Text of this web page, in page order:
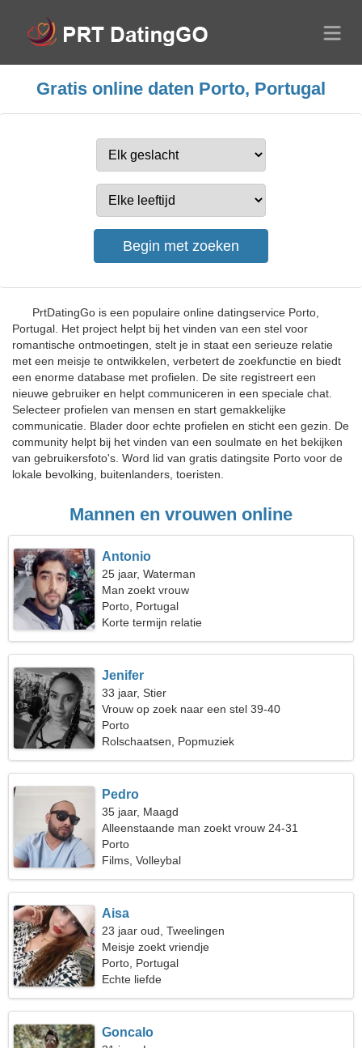
Gratis online daten Porto, Portugal
PrtDatingGo is een populaire online datingservice Porto,
Portugal. Het project helpt bij het vinden van een stel voor
romantische ontmoetingen, stelt je in staat een serieuze relatie
met een meisje te ontwikkelen, verbetert de zoekfunctie en biedt
een enorme database met profielen. De site registreert een
nieuwe gebruiker en helpt communiceren in een speciale chat.
Selecteer profielen van mensen en start gemakkelijke
communicatie. Blader door echte profielen en sticht een gezin. De
community helpt bij het vinden van een soulmate en het bekijken
van gebruikersfoto's. Word lid van gratis datingsite Porto voor de
lokale bevolking, buitenlanders, toeristen.
Mannen en vrouwen online
Antonio
25 jaar, Waterman
Man zoekt vrouw
Porto, Portugal
Korte termijn relatie
Jenifer
33 jaar, Stier
Vrouw op zoek naar een stel 39-40
Porto
Rolschaatsen, Popmuziek
Pedro
35 jaar, Maagd
Alleenstaande man zoekt vrouw 24-31
Porto
Films, Volleybal
Aisa
23 jaar oud, Tweelingen
Meisje zoekt vriendje
Porto, Portugal
Echte liefde
Goncalo